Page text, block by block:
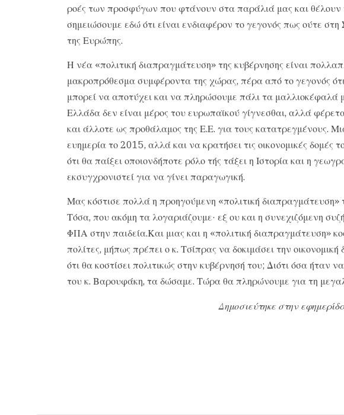
ροές των προσφύγων που φτάνουν στα παράλιά μας και
σημειώσουμε εδώ ότι είναι ενδιαφέρον το γεγονός πως ούτε
της Ευρώπης.
Η νέα «πολιτική διαπραγμάτευση» της κυβέρνησης είναι
μακροπρόθεσμα συμφέροντα της χώρας, πέρα από το γεγονός
μπορεί να αποτύχει και να πληρώσουμε πάλι τα μαλλιοκέφαλά
Ελλάδα δεν είναι μέρος του ευρωπαϊκού γίγνεσθαι, αλλά
και άλλοτε ως προθάλαμος της Ε.Ε. για τους κατατρεγμένους.
ευημερία το 2015, αλλά και να κρατήσει τις οικονομικές δομές
ότι θα παίξει οποιονδήποτε ρόλο τής τάξει η Ιστορία και η
εκσυγχρονιστεί για να γίνει παραγωγική.
Μας κόστισε πολλά η προηγούμενη «πολιτική
Τόσα, που ακόμη τα λογαριάζουμε· εξ ου και η συνεχιζόμενη
ΦΠΑ στην παιδεία.Και μιας και η «πολιτική διαπραγμάτευση»
πολίτες, μήπως πρέπει ο κ. Τσίπρας να δοκιμάσει την
ότι θα κοστίσει πολιτικώς στην κυβέρνησή του; Διότι όσα ήταν
του κ. Βαρουφάκη, τα δώσαμε. Τώρα θα πληρώνουμε για τη
Δημοσιεύτηκε στην